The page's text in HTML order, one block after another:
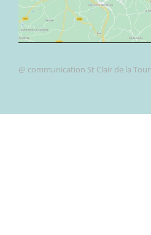
@ communication St Clair de la Tour